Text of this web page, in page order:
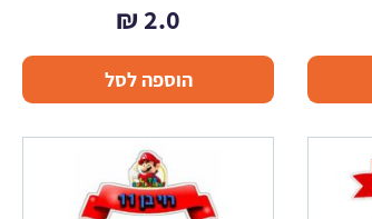
2.0
₪
הוספה לסל